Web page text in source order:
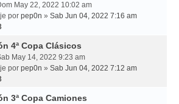
May 22, 2022 10:02 am
por pep0n » Sab Jun 04, 2022 7:16 am
4ª Copa Clásicos
May 14, 2022 9:23 am
por pep0n » Sab Jun 04, 2022 7:12 am
3ª Copa Camiones